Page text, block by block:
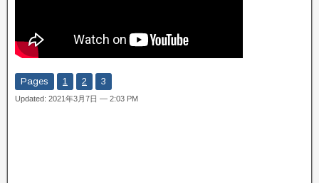
Pages 1 2 3
Updated: 2021年3月7日 — 2:03 PM